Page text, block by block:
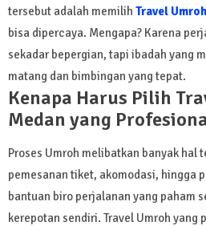
tersebut adalah memilih Travel
bisa dipercaya. Mengapa? Karena
sekadar bepergian, tapi ibadah yang
matang dan bimbingan yang tepat.
Kenapa Harus Pilih
Medan yang
Proses Umroh melibatkan banyak hal
pemesanan tiket, akomodasi, hingga
bantuan biro perjalanan yang paham
kerepotan sendiri. Travel Umroh yang